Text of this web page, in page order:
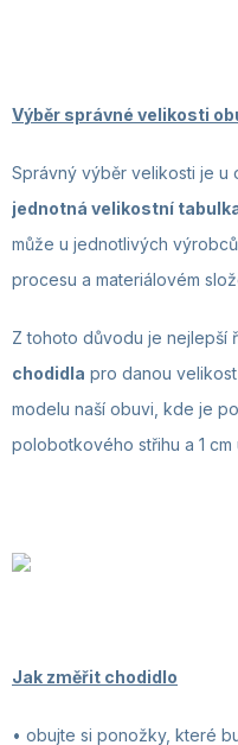
Výběr správné velikosti
Správný výběr velikosti je u
jednotná velikostní
může u jednotlivých
procesu a materiálovém
Z tohoto důvodu je nejlepší
chodidla pro danou
modelu naší obuvi, kde je
polobotkového střihu a 1
Jak změřit chodidlo
• obujte si ponožky, které